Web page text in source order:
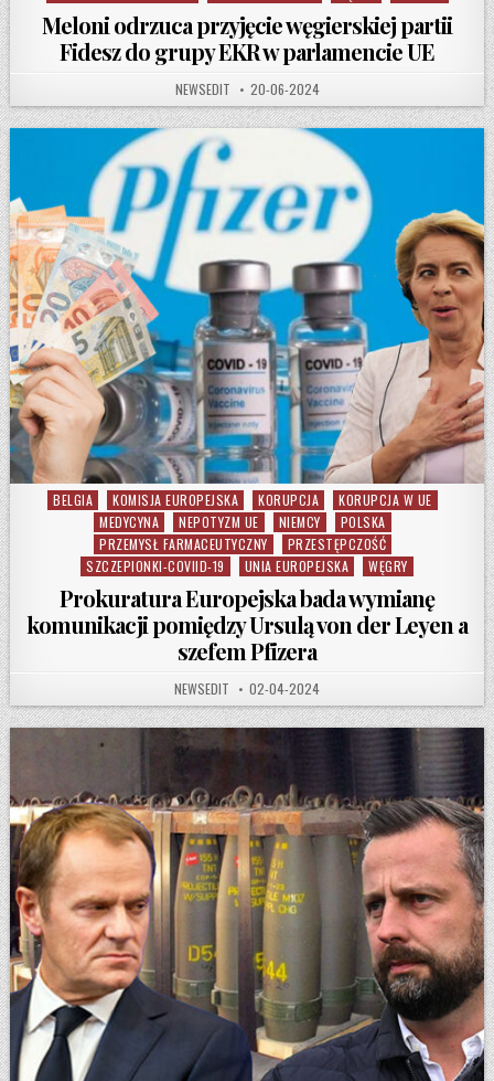
Meloni odrzuca przyjęcie węgierskiej partii
Fidesz do grupy EKR w parlamencie UE
AUTHOR:
NEWSEDIT PUBLISHED DATE:
20-06-2024
Posted in
BELGIA KOMISJA EUROPEJSKA KORUPCJA
KORUPCJA W UE
MEDYCYNA
NEPOTYZM UE NIEMCY
POLSKA
PRZEMYSŁ FARMACEUTYCZNY
PRZESTĘPCZOŚĆ
SZCZEPIONKI-COVIID-19
UNIA EUROPEJSKA WĘGRY
Prokuratura Europejska bada wymianę
komunikacji pomiędzy Ursulą von der Leyen a
szefem Pfizera
AUTHOR:
NEWSEDIT PUBLISHED DATE:
02-04-2024